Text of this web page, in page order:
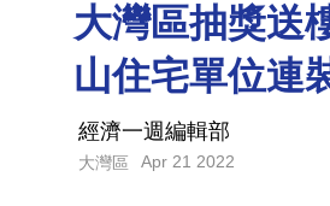
大灣區抽獎送
山住宅單位連
經濟一週編輯部
大灣區 Apr 21 2022